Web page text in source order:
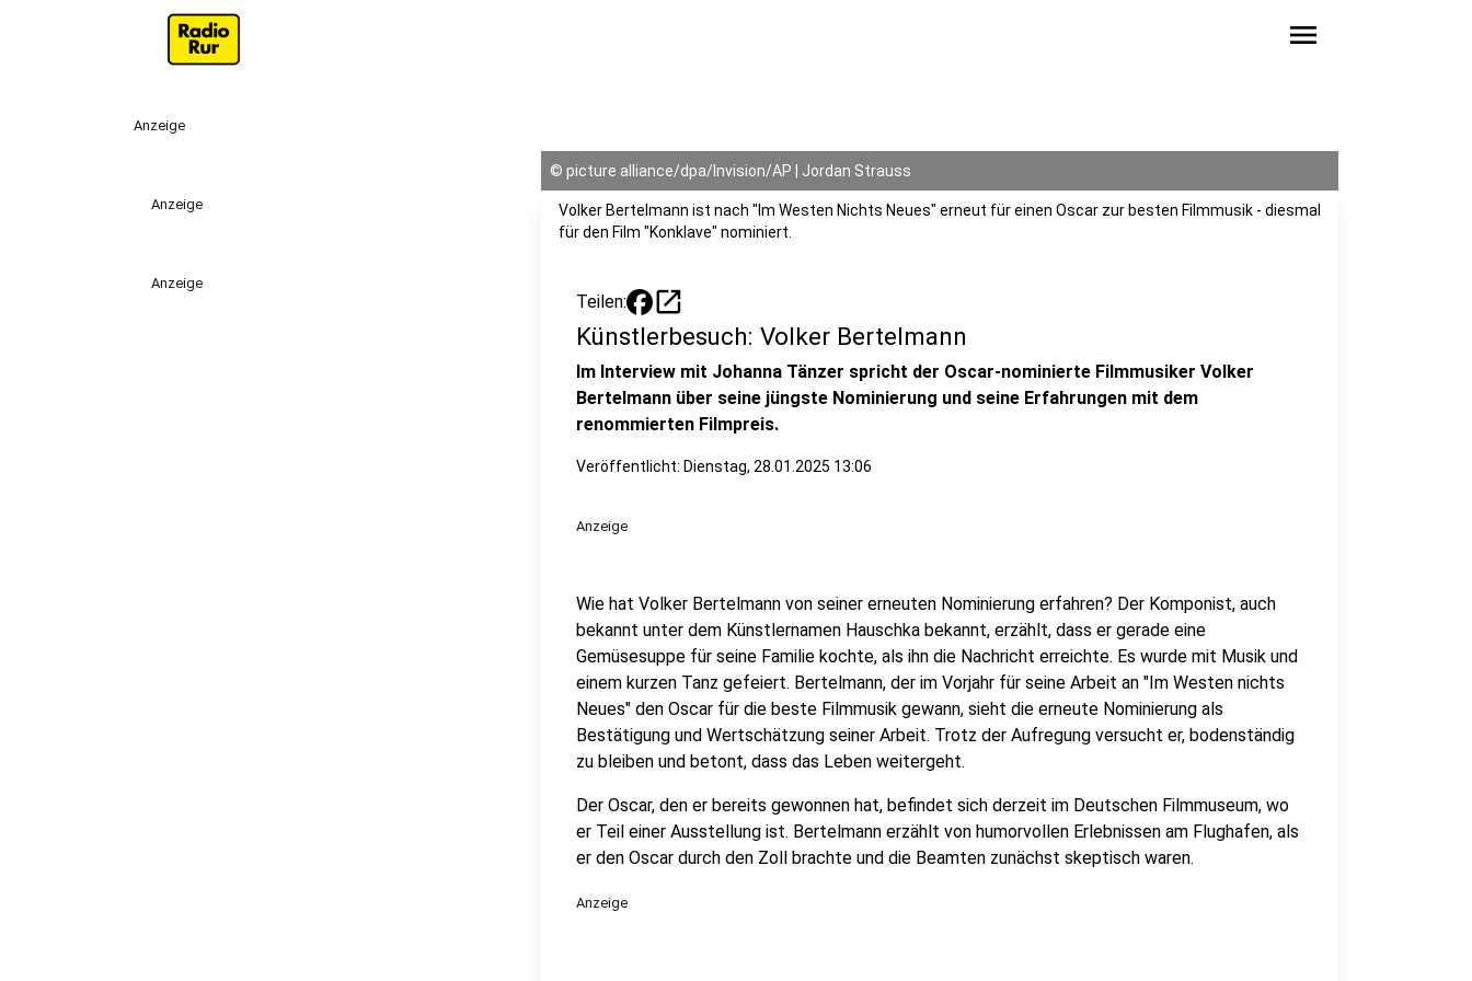
menu
Anzeige
Anzeige
Anzeige
© picture alliance/dpa/Invision/AP | Jordan Strauss
Volker Bertelmann ist nach "Im Westen Nichts Neues" erneut für einen Oscar zur besten Filmmusik - diesmal
für den Film "Konklave" nominiert.
Teilen: open_in_new
Künstlerbesuch: Volker Bertelmann
Im Interview mit Johanna Tänzer spricht der Oscar-nominierte Filmmusiker Volker
Bertelmann über seine jüngste Nominierung und seine Erfahrungen mit dem
renommierten Filmpreis.
Veröffentlicht: Dienstag, 28.01.2025 13:06
Anzeige
Wie hat Volker Bertelmann von seiner erneuten Nominierung erfahren? Der Komponist, auch
bekannt unter dem Künstlernamen Hauschka bekannt, erzählt, dass er gerade eine
Gemüsesuppe für seine Familie kochte, als ihn die Nachricht erreichte. Es wurde mit Musik und
einem kurzen Tanz gefeiert. Bertelmann, der im Vorjahr für seine Arbeit an "Im Westen nichts
Neues" den Oscar für die beste Filmmusik gewann, sieht die erneute Nominierung als
Bestätigung und Wertschätzung seiner Arbeit. Trotz der Aufregung versucht er, bodenständig
zu bleiben und betont, dass das Leben weitergeht.
Der Oscar, den er bereits gewonnen hat, befindet sich derzeit im Deutschen Filmmuseum, wo
er Teil einer Ausstellung ist. Bertelmann erzählt von humorvollen Erlebnissen am Flughafen, als
er den Oscar durch den Zoll brachte und die Beamten zunächst skeptisch waren.
Anzeige